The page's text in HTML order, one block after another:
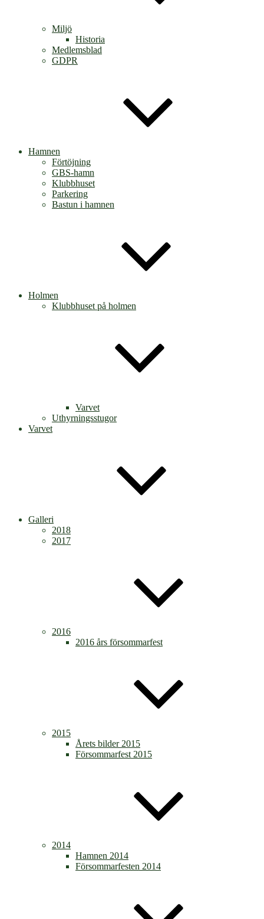
Miljö
Historia
Medlemsblad
GDPR
Hamnen
Förtöjning
GBS-hamn
Klubbhuset
Parkering
Bastun i hamnen
Holmen
Klubbhuset på holmen
Varvet
Uthyrningsstugor
Varvet
Galleri
2018
2017
2016
2016 års försommarfest
2015
Årets bilder 2015
Försommarfest 2015
2014
Hamnen 2014
Försommarfesten 2014